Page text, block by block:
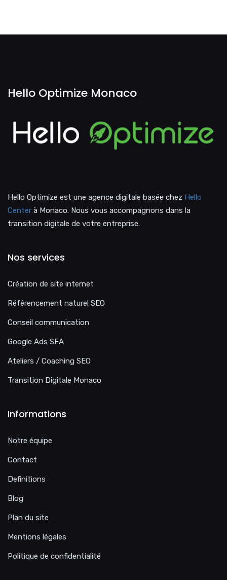
Hello Optimize Monaco
Hello Optimize est une agence digitale basée chez Hello
Center à Monaco. Nous vous accompagnons dans la
transition digitale de votre entreprise.
Nos services
Création de site internet
Référencement naturel SEO
Conseil communication
Google Ads SEA
Ateliers / Coaching SEO
Transition Digitale Monaco
Informations
Notre équipe
Contact
Definitions
Blog
Plan du site
Mentions légales
Politique de confidentialité